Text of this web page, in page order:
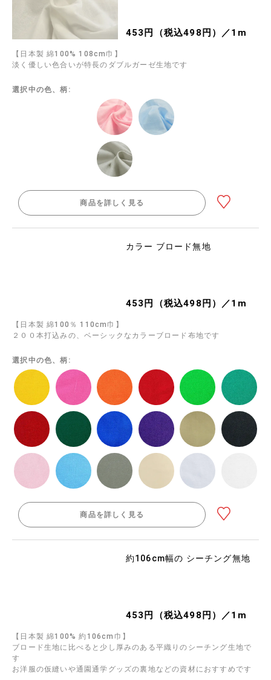
453円（税込498円）／1m
【日本製 綿100% 108cm巾】
淡く優しい色合いが特長のダブルガーゼ生地です
選択中の色、柄:
商品を詳しく見る
カラー ブロード無地
453円（税込498円）／1m
【日本製 綿100％ 110cm巾】
２００本打込みの、ベーシックなカラーブロード布地です
選択中の色、柄:
商品を詳しく見る
約106cm幅の シーチング無地
453円（税込498円）／1m
【日本製 綿100% 約106cm巾】
ブロード生地に比べると少し厚みのある平織りのシーチング生地で
す
お洋服の仮縫いや通園通学グッズの裏地などの資材におすすめです